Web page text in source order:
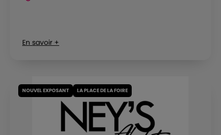
En savoir +
NOUVEL EXPOSANT LA PLACE DE LA FOIRE